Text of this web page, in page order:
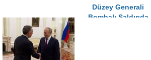
Düzey Generali
Bombalı Saldırıda